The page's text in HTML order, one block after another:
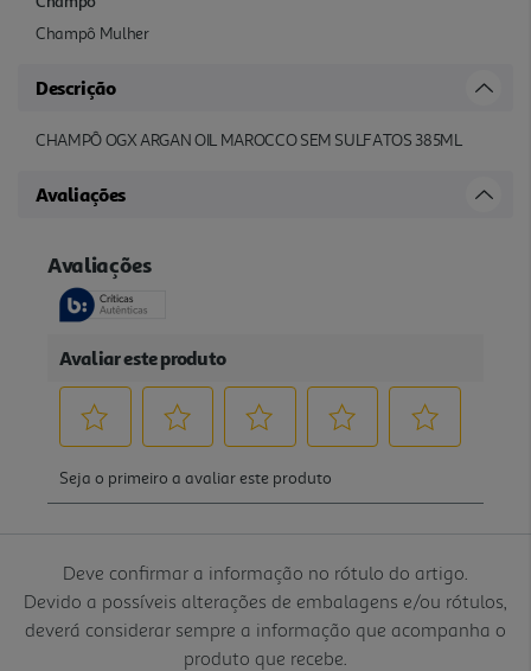
Champô Mulher
Descrição
CHAMPÔ OGX ARGAN OIL MAROCCO SEM SULFATOS 385ML
Avaliações
Deve confirmar a informação no rótulo do artigo.
Devido a possíveis alterações de embalagens e/ou rótulos,
deverá considerar sempre a informação que acompanha o
produto que recebe.